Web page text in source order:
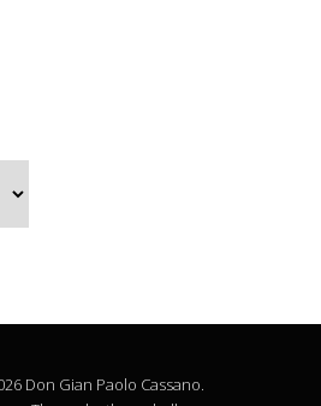
Don Gian Paolo Cassano.